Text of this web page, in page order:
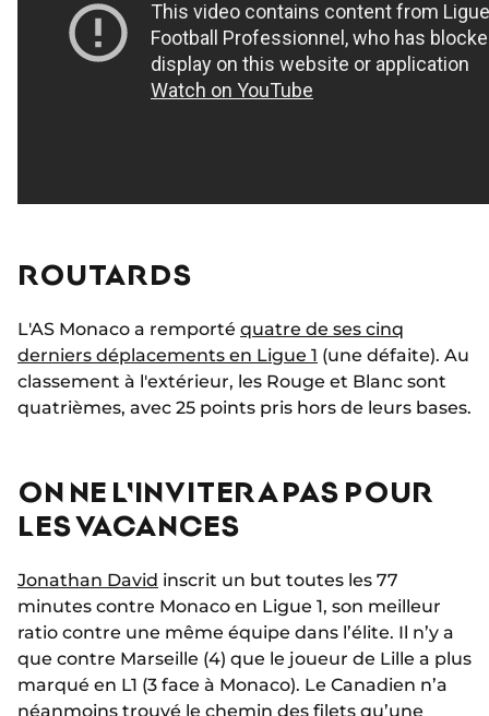
ROUTARDS
L'AS Monaco a remporté quatre de ses cinq
derniers déplacements en Ligue 1 (une défaite). Au
classement à l'extérieur, les Rouge et Blanc sont
quatrièmes, avec 25 points pris hors de leurs bases.
ON NE L'INVITERA PAS POUR
LES VACANCES
Jonathan David inscrit un but toutes les 77
minutes contre Monaco en Ligue 1, son meilleur
ratio contre une même équipe dans l’élite. Il n’y a
que contre Marseille (4) que le joueur de Lille a plus
marqué en L1 (3 face à Monaco). Le Canadien n’a
néanmoins trouvé le chemin des filets qu’une